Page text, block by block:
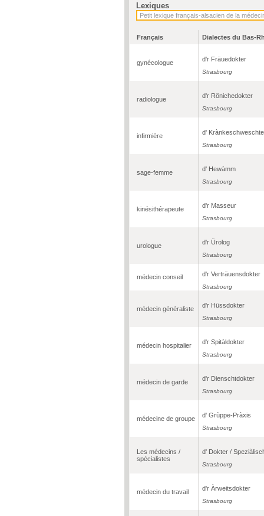
Lexiques
Français Dialectes du Bas-
gynécologue d'r Fräuedokter
Strasbourg
radiologue d'r Rönichedokter
Strasbourg
infirmière d'
Strasbourg
sage-femme d' Hewàmm
Strasbourg
kinésithérapeute d'r Masseur
Strasbourg
urologue d'r Ürolog
Strasbourg
médecin conseil d'r Verträuensdokter
Strasbourg
médecin généraliste d'r Hüssdokter
Strasbourg
médecin hospitalier d'r Spitàldokter
Strasbourg
médecin de garde d'r Dienschtdokter
Strasbourg
médecine de groupe d' Grùppe-Pràxis
Strasbourg
Les médecins /
spécialistes
d' Dokter /
Strasbourg
médecin du travail d'r Àrweitsdokter
Strasbourg